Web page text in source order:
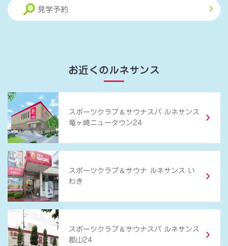
見学予約
お近くのルネサンス
スポーツクラブ ＆ サウナスパ ルネサンス
竜ヶ崎ニュータウン24
スポーツクラブ ＆ サウナ ルネサンス い
わき
スポーツクラブ ＆ サウナスパ ルネサンス
郡山24